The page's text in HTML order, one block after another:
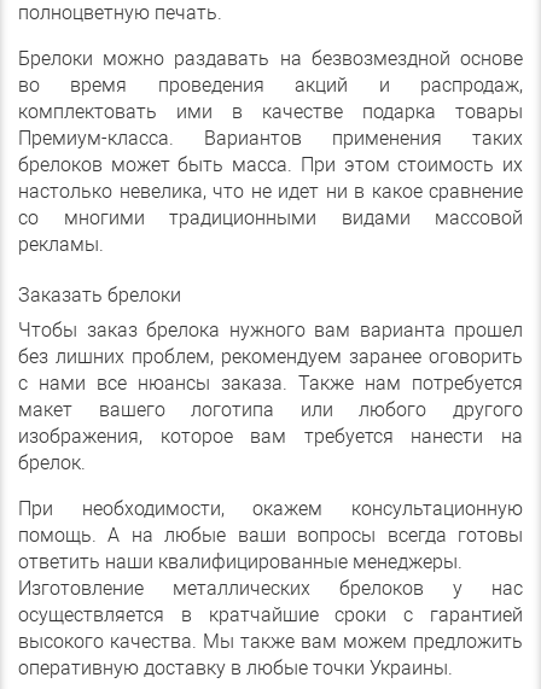
полноцветную печать.
Брелоки можно раздавать на безвозмездной основе
во время проведения акций и распродаж,
комплектовать ими в качестве подарка товары
Премиум-класса. Вариантов применения таких
брелоков может быть масса. При этом стоимость их
настолько невелика, что не идет ни в какое сравнение
со многими традиционными видами массовой
рекламы.
Заказать брелоки
Чтобы заказ брелока нужного вам варианта прошел
без лишних проблем, рекомендуем заранее оговорить
с нами все нюансы заказа. Также нам потребуется
макет вашего логотипа или любого другого
изображения, которое вам требуется нанести на
брелок.
При необходимости, окажем консультационную
помощь. А на любые ваши вопросы всегда готовы
ответить наши квалифицированные менеджеры.
Изготовление металлических брелоков у нас
осуществляется в кратчайшие сроки с гарантией
высокого качества. Мы также вам можем предложить
оперативную доставку в любые точки Украины.